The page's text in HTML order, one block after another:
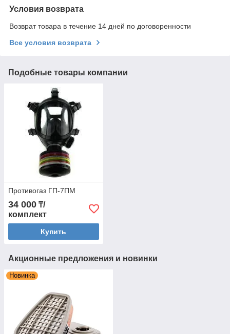
Условия возврата
Возврат товара в течение 14 дней по договоренности
Все условия возврата
Подобные товары компании
Противогаз ГП-7ПМ
34 000 ₸/
комплект
Купить
Акционные предложения и новинки
Новинка